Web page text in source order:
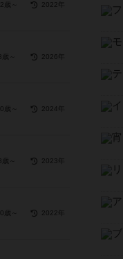
歳～ 2022年
8歳～ 2026年
歳～ 2024年
8歳～ 2023年
歳～ 2022年